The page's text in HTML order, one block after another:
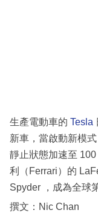
區
生產電動車的 Tesla
新車，當啟動新模
靜止狀態加速至
利（Ferrari）的
Spyder ，成為全球
撰文：Nic Chan